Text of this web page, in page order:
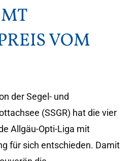
VOM
der Segel- und
(SSGR) hat die vier
Allgäu-Opti-Liga mit
für sich entschieden. Damit